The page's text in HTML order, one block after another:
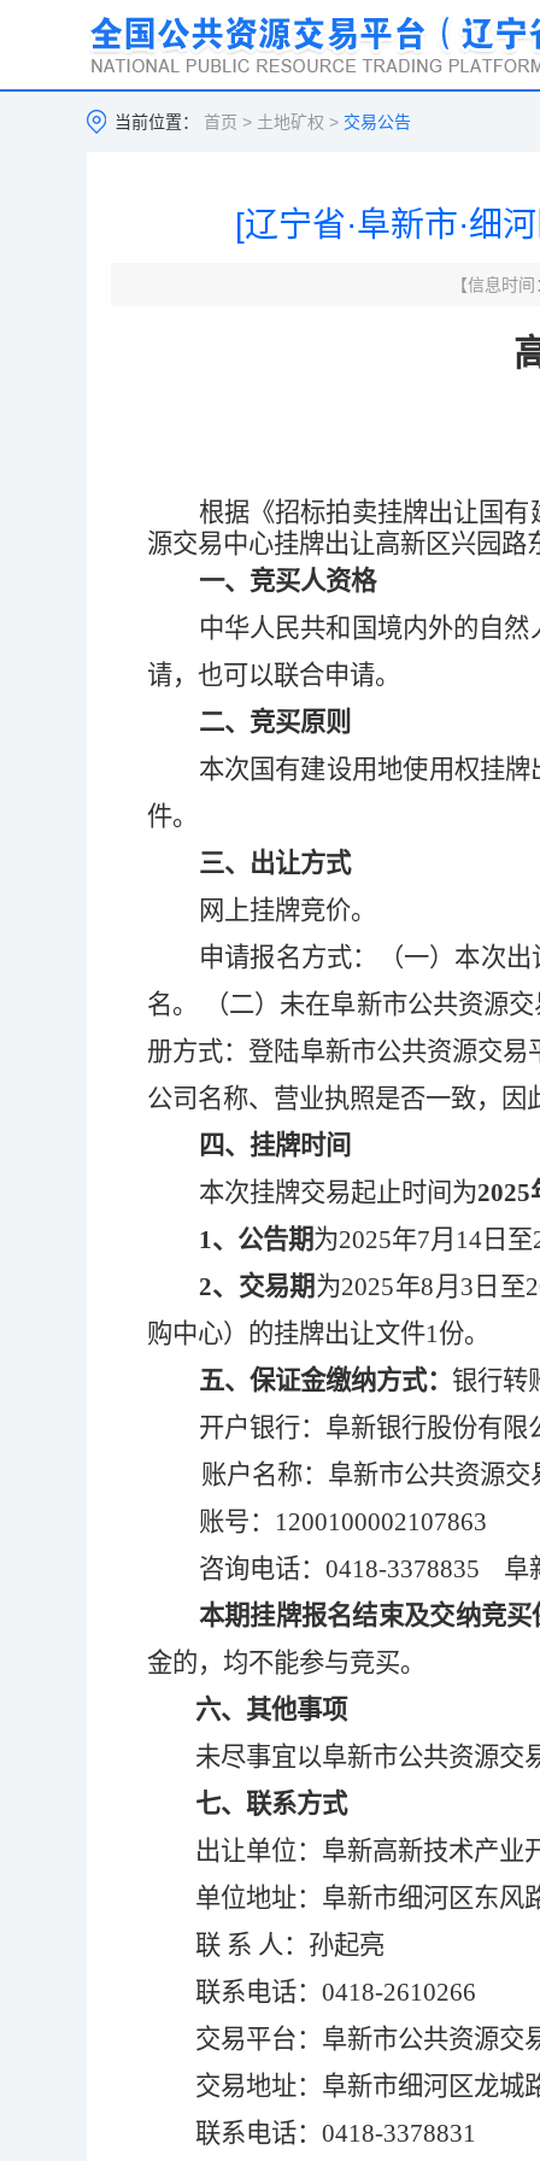
当前位置： 首页 > 土地矿权 > 交易公告
[辽宁省·阜新市·细
【信息时
根据《招标拍卖挂牌出让国
源交易中心挂牌出让高新区兴园路
一、竞买人资格
中华人民共和国境内外的自
请，也可以联合申请。
二、竞买原则
本次国有建设用地使用权挂
件。
三、出让方式
网上挂牌竞价。
申请报名方式：（一）本次
名。 （二）未在阜新市公共资源
册方式：登陆阜新市公共资源交易
公司名称、营业执照是否一致，
四、挂牌时间
本次挂牌交易起止时间为2025
1、公告期为2025年7月 14日至
2、交易期为2025年8月 3 日至
购中心）的挂牌出让文件1份。
五、 保证金缴纳方式： 银行转
开户银行：阜新银行股份有限
账户名称：阜新市公共资源
账号： 1200100002107863
咨询电话： 0418-3378835 阜
本期挂牌报名结束及交纳竞
金的，均不能参与竞买。
六、其他事项
未尽事宜以阜新市公共资源交
七、联系方式
出让单位： 阜新高新技术产业
单位地址：阜新市细河区东风
联 系 人：孙起亮
联系电话：0418-2610266
交易平台： 阜新市公共资源交
交易地址：阜新市细河区龙城
联系电话：0418-3378831